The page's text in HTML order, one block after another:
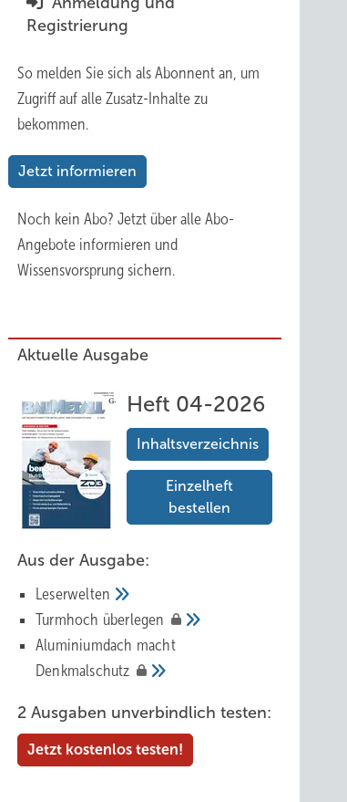
Registrierung
So melden Sie sich als Abonnent an, um
Zugriff auf alle Zusatz-Inhalte zu
bekommen.
Jetzt informieren
Noch kein Abo? Jetzt über alle Abo-
Angebote informieren und
Wissensvorsprung sichern.
Aktuelle Ausgabe
Heft 04-2026
Inhaltsverzeichnis
Einzelheft
bestellen
Aus der Ausgabe:
Leserwelten
Tur mhoch überlegen
Aluminiumdach macht
Denkmalschutz
2 Ausgaben unverbindlich testen:
Jetzt kostenlos testen!